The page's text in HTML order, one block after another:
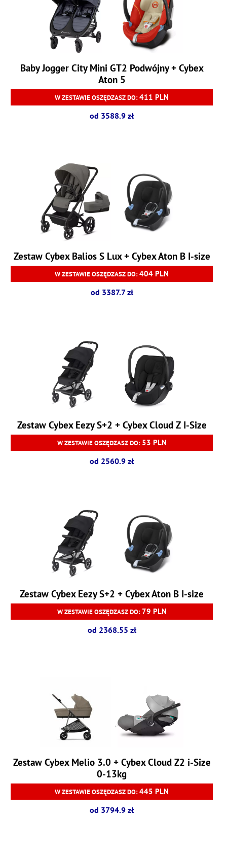
Baby Jogger City Mini GT2 Podwójny + Cybex
Aton 5
W ZESTAWIE OSZĘDZASZ DO:411 PLN
od 3588.9 zł
Zestaw Cybex Balios S Lux + Cybex Aton B I-size
W ZESTAWIE OSZĘDZASZ DO:404 PLN
od 3387.7 zł
Zestaw Cybex Eezy S+2 + Cybex Cloud Z I-Size
W ZESTAWIE OSZĘDZASZ DO: 53 PLN
od 2560.9 zł
Zestaw Cybex Eezy S+2 + Cybex Aton B I-size
W ZESTAWIE OSZĘDZASZ DO:79 PLN
od 2368.55 zł
Zestaw Cybex Melio 3.0 + Cybex Cloud Z2 i-Size
0-13kg
W ZESTAWIE OSZĘDZASZ DO:445 PLN
od 3794.9 zł